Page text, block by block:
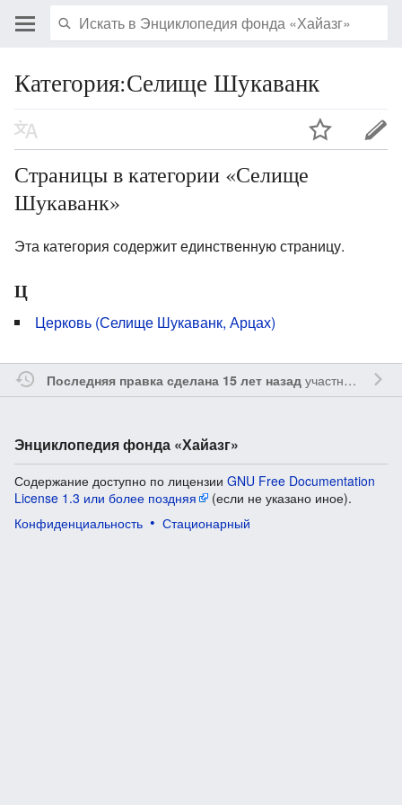
Категория:Селище Шукаванк
Страницы в категории «Селище
Шукаванк»
Эта категория содержит единственную страницу.
Ц
Церковь (Селище Шукаванк, Арцах)
Последняя правка сделана 15 лет назадучастником
Энциклопедия фонда «Хайазг»
Содержание доступно по лицензии GNU Free Documentation
License 1.3 или более поздняя
(если не указано иное).
Конфиденциальность
Стационарный